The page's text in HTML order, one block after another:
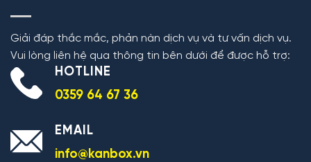
Giải đáp thắc mắc, phản nàn dịch vụ và tư vấn dịch vụ.
Vui lòng liên hệ qua thông tin bên dưới để được hỗ trợ:
HOTLINE
0359 64 67 36
EMAIL
info@kanbox.vn